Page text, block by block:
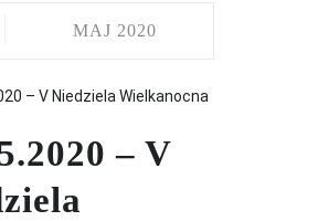
MAJ 2020
– V